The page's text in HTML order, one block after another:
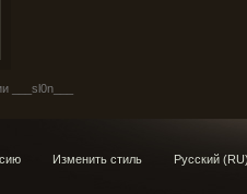
___sl0n___
Изменить стиль Русский